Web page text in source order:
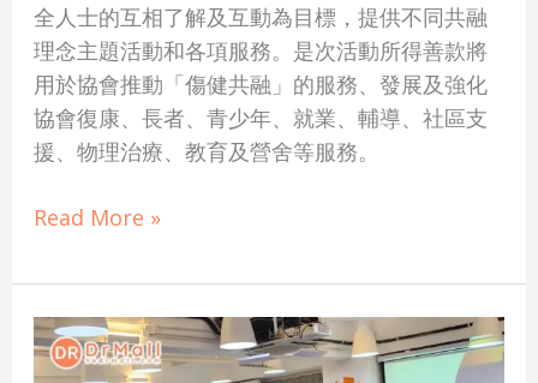
全人士的互相了解及互動為目標，提供不同共融
理念主題活動和各項服務。是次活動所得善款將
用於協會推動「傷健共融」的服務、發展及強化
協會復康、長者、青少年、就業、輔導、社區支
援、物理治療、教育及營舍等服務。
Read More »
【活
動